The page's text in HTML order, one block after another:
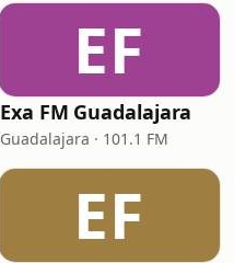
EF
Exa FM Guadalajara
Guadalajara · 101.1 FM
EF